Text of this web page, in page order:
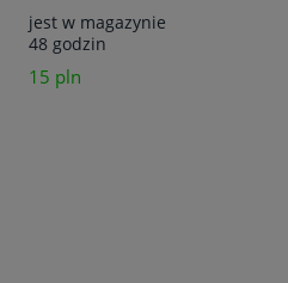
jest w magazynie
48 godzin
15 pln